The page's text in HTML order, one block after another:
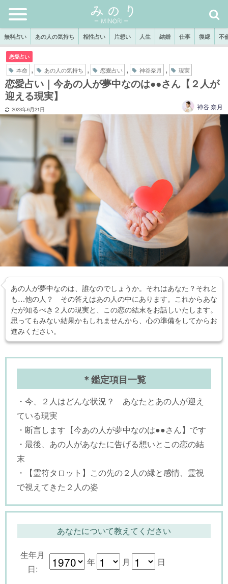
無料占い あの人の気持ち 相性占い 片想い 人生 結婚 仕事 復縁 不
恋愛占い
本命 , あの人の気持ち , 恋愛占い , 神谷奈月 , 現実
恋愛占い｜今あの人が夢中なのは●●さん【２人が
迎える現実】
2023年6月21日 神谷 奈月
あの人が夢中なのは、誰なのでしょうか。それはあなた？それと
も…他の人？ その答えはあの人の中にあります。これからあな
たが知るべき２人の現実と、この恋の結末をお話しいたします。
思ってもみない結果かもしれませんから、心の準備をしてからお
進みください。
＊鑑定項目一覧
・今、２人はどんな状況？ あなたとあの人が迎え
ている現実
・断言します【今あの人が夢中なのは●●さん】です
・最後、あの人があなたに告げる想いとこの恋の結
末
・【霊符タロット】この先の２人の縁と感情、霊視
で視えてきた２人の姿
あなたについて教えてください
生年月
日:
年 月 日